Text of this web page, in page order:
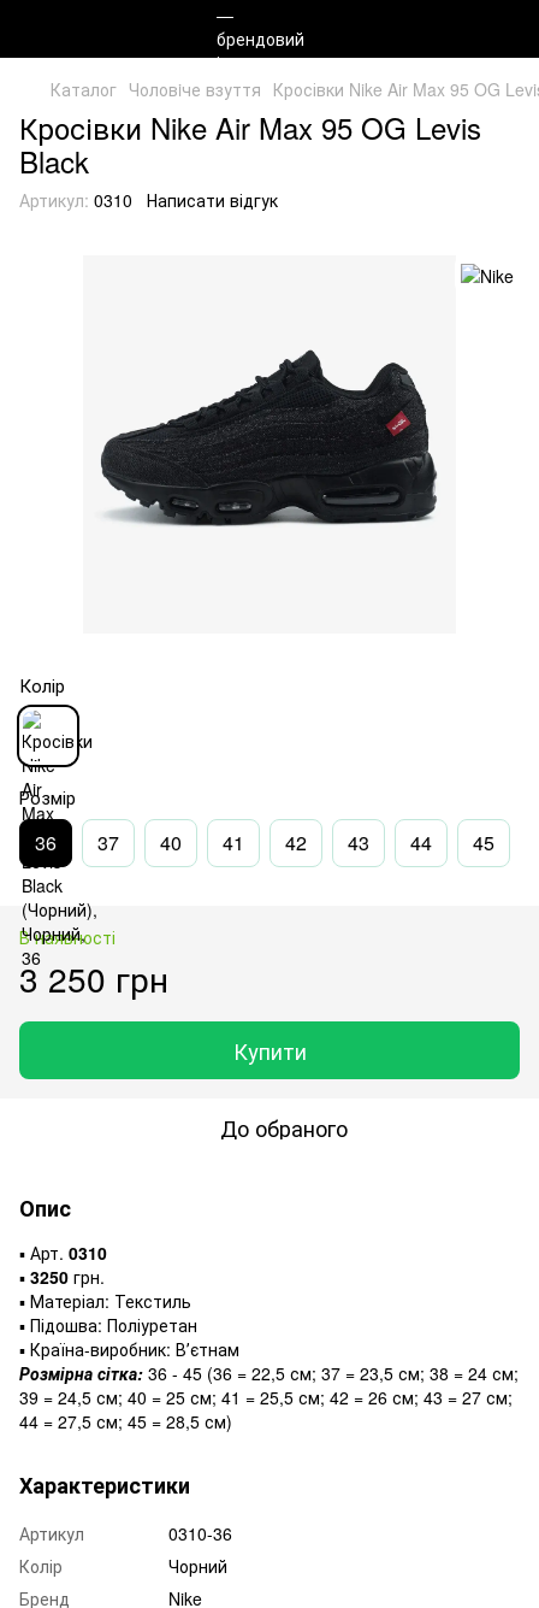
Каталог Чоловiче взуття Кросівки Nike Air Max 95 OG
Кросівки Nike Air Max 95 OG Levis
Black
Артикул: 0310 Написати відгук
Колір
Розмір
36 37 40 41 42 43 44 45
В наявності
3 250 грн
Купити
До обраного
Опис
▪️ Арт. 0310
▪️ 3250 грн.
▪️ Матеріал: Текстиль
▪️ Підошва: Поліуретан
▪️ Країна-виробник: Вʼєтнам
Розмірна сітка: 36 - 45 (36 = 22,5 см; 37 = 23,5 см; 38 = 24 см;
39 = 24,5 см; 40 = 25 см; 41 = 25,5 см; 42 = 26 см; 43 = 27 см;
44 = 27,5 см; 45 = 28,5 см)
Характеристики
Артикул
0310-36
Колір
Чорний
Бренд
Nike